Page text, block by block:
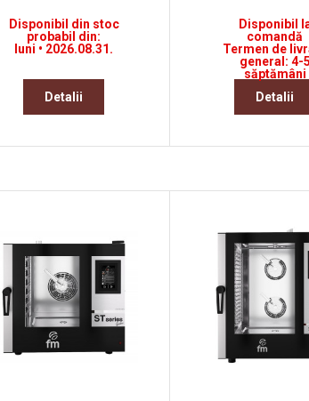
Disponibil din stoc
probabil din:
luni • 2026.08.31.
Detalii
Disponibil
comandă
Termen de
general: 4-5
săptămâni
Detalii